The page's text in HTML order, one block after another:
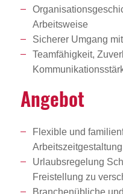
Arbeitsweise
Sicherer Umgang
Teamfähigkeit,
Angebot
Flexible und
Urlaubsregelung
Freistellung zu
Branchenübliche